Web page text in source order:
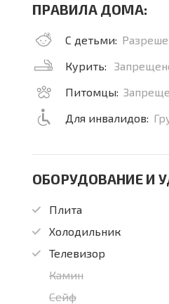
ПРАВИЛА ДОМА:
С детьми:
Курить:
Питомцы:
Для инвалидов:
ОБОРУДОВАНИЕ И
Плита
Холодильник
Телевизор
Камин
Сейф